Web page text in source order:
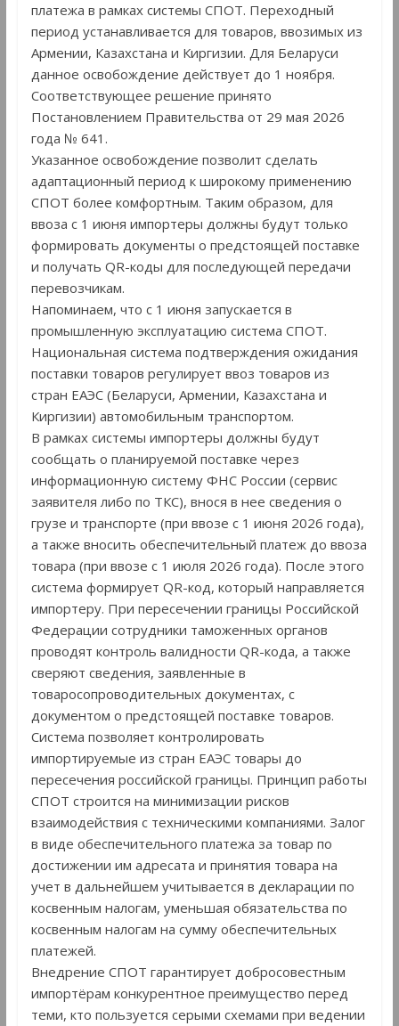
платежа в рамках системы СПОТ. Переходный
период устанавливается для товаров, ввозимых из
Армении, Казахстана и Киргизии. Для Беларуси
данное освобождение действует до 1 ноября.
Соответствующее решение принято
Постановлением Правительства от 29 мая 2026
года № 641.
Указанное освобождение позволит сделать
адаптационный период к широкому применению
СПОТ более комфортным. Таким образом, для
ввоза с 1 июня импортеры должны будут только
формировать документы о предстоящей поставке
и получать QR-коды для последующей передачи
перевозчикам.
Напоминаем, что с 1 июня запускается в
промышленную эксплуатацию система СПОТ.
Национальная система подтверждения ожидания
поставки товаров регулирует ввоз товаров из
стран ЕАЭС (Беларуси, Армении, Казахстана и
Киргизии) автомобильным транспортом.
В рамках системы импортеры должны будут
сообщать о планируемой поставке через
информационную систему ФНС России (сервис
заявителя либо по ТКС), внося в нее сведения о
грузе и транспорте (при ввозе с 1 июня 2026 года),
а также вносить обеспечительный платеж до ввоза
товара (при ввозе с 1 июля 2026 года). После этого
система формирует QR-код, который направляется
импортеру. При пересечении границы Российской
Федерации сотрудники таможенных органов
проводят контроль валидности QR-кода, а также
сверяют сведения, заявленные в
товаросопроводительных документах, с
документом о предстоящей поставке товаров.
Система позволяет контролировать
импортируемые из стран ЕАЭС товары до
пересечения российской границы. Принцип работы
СПОТ строится на минимизации рисков
взаимодействия с техническими компаниями. Залог
в виде обеспечительного платежа за товар по
достижении им адресата и принятия товара на
учет в дальнейшем учитывается в декларации по
косвенным налогам, уменьшая обязательства по
косвенным налогам на сумму обеспечительных
платежей.
Внедрение СПОТ гарантирует добросовестным
импортёрам конкурентное преимущество перед
теми, кто пользуется серыми схемами при ведении